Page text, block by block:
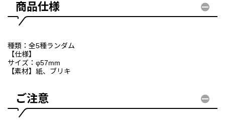
商品仕様
種類：全5種ランダム
【仕様】
サイズ：φ57mm
【素材】紙、ブリキ
ご注意